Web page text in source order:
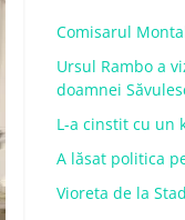
Comisarul
Ursul Rambo a
doamnei
L-a cinstit cu un
A lăsat politica
Vioreta de la